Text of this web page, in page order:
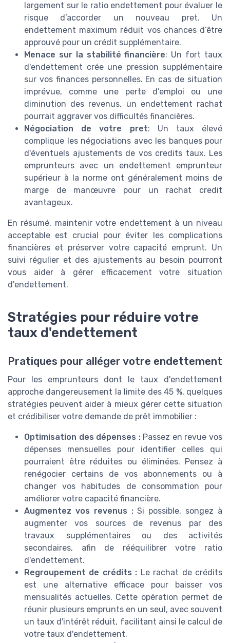
largement sur le ratio endettement pour évaluer le
risque d’accorder un nouveau pret. Un
endettement maximum réduit vos chances d’être
approuvé pour un crédit supplémentaire.
Menace sur la stabilité financière: Un fort taux
d'endettement crée une pression supplémentaire
sur vos finances personnelles. En cas de situation
imprévue, comme une perte d’emploi ou une
diminution des revenus, un endettement rachat
pourrait aggraver vos difficultés financières.
Négociation de votre pret: Un taux élevé
complique les négociations avec les banques pour
d'éventuels ajustements de vos credits taux. Les
emprunteurs avec un endettement emprunteur
supérieur à la norme ont généralement moins de
marge de manœuvre pour un rachat credit
avantageux.
En résumé, maintenir votre endettement à un niveau
acceptable est crucial pour éviter les complications
financières et préserver votre capacité emprunt. Un
suivi régulier et des ajustements au besoin pourront
vous aider à gérer efficacement votre situation
d'endettement.
Stratégies pour réduire votre
taux d'endettement
Pratiques pour alléger votre endettement
Pour les emprunteurs dont le taux d'endettement
approche dangereusement la limite des 45 %, quelques
stratégies peuvent aider à mieux gérer cette situation
et crédibiliser votre demande de prêt immobilier :
Optimisation des dépenses :Passez en revue vos
dépenses mensuelles pour identifier celles qui
pourraient être réduites ou éliminées. Pensez à
renégocier certains de vos abonnements ou à
changer vos habitudes de consommation pour
améliorer votre capacité financière.
Augmentez vos revenus :Si possible, songez à
augmenter vos sources de revenus par des
travaux supplémentaires ou des activités
secondaires, afin de rééquilibrer votre ratio
d'endettement.
Regroupement de crédits : Le rachat de crédits
est une alternative efficace pour baisser vos
mensualités actuelles. Cette opération permet de
réunir plusieurs emprunts en un seul, avec souvent
un taux d'intérêt réduit, facilitant ainsi le calcul de
votre taux d'endettement.